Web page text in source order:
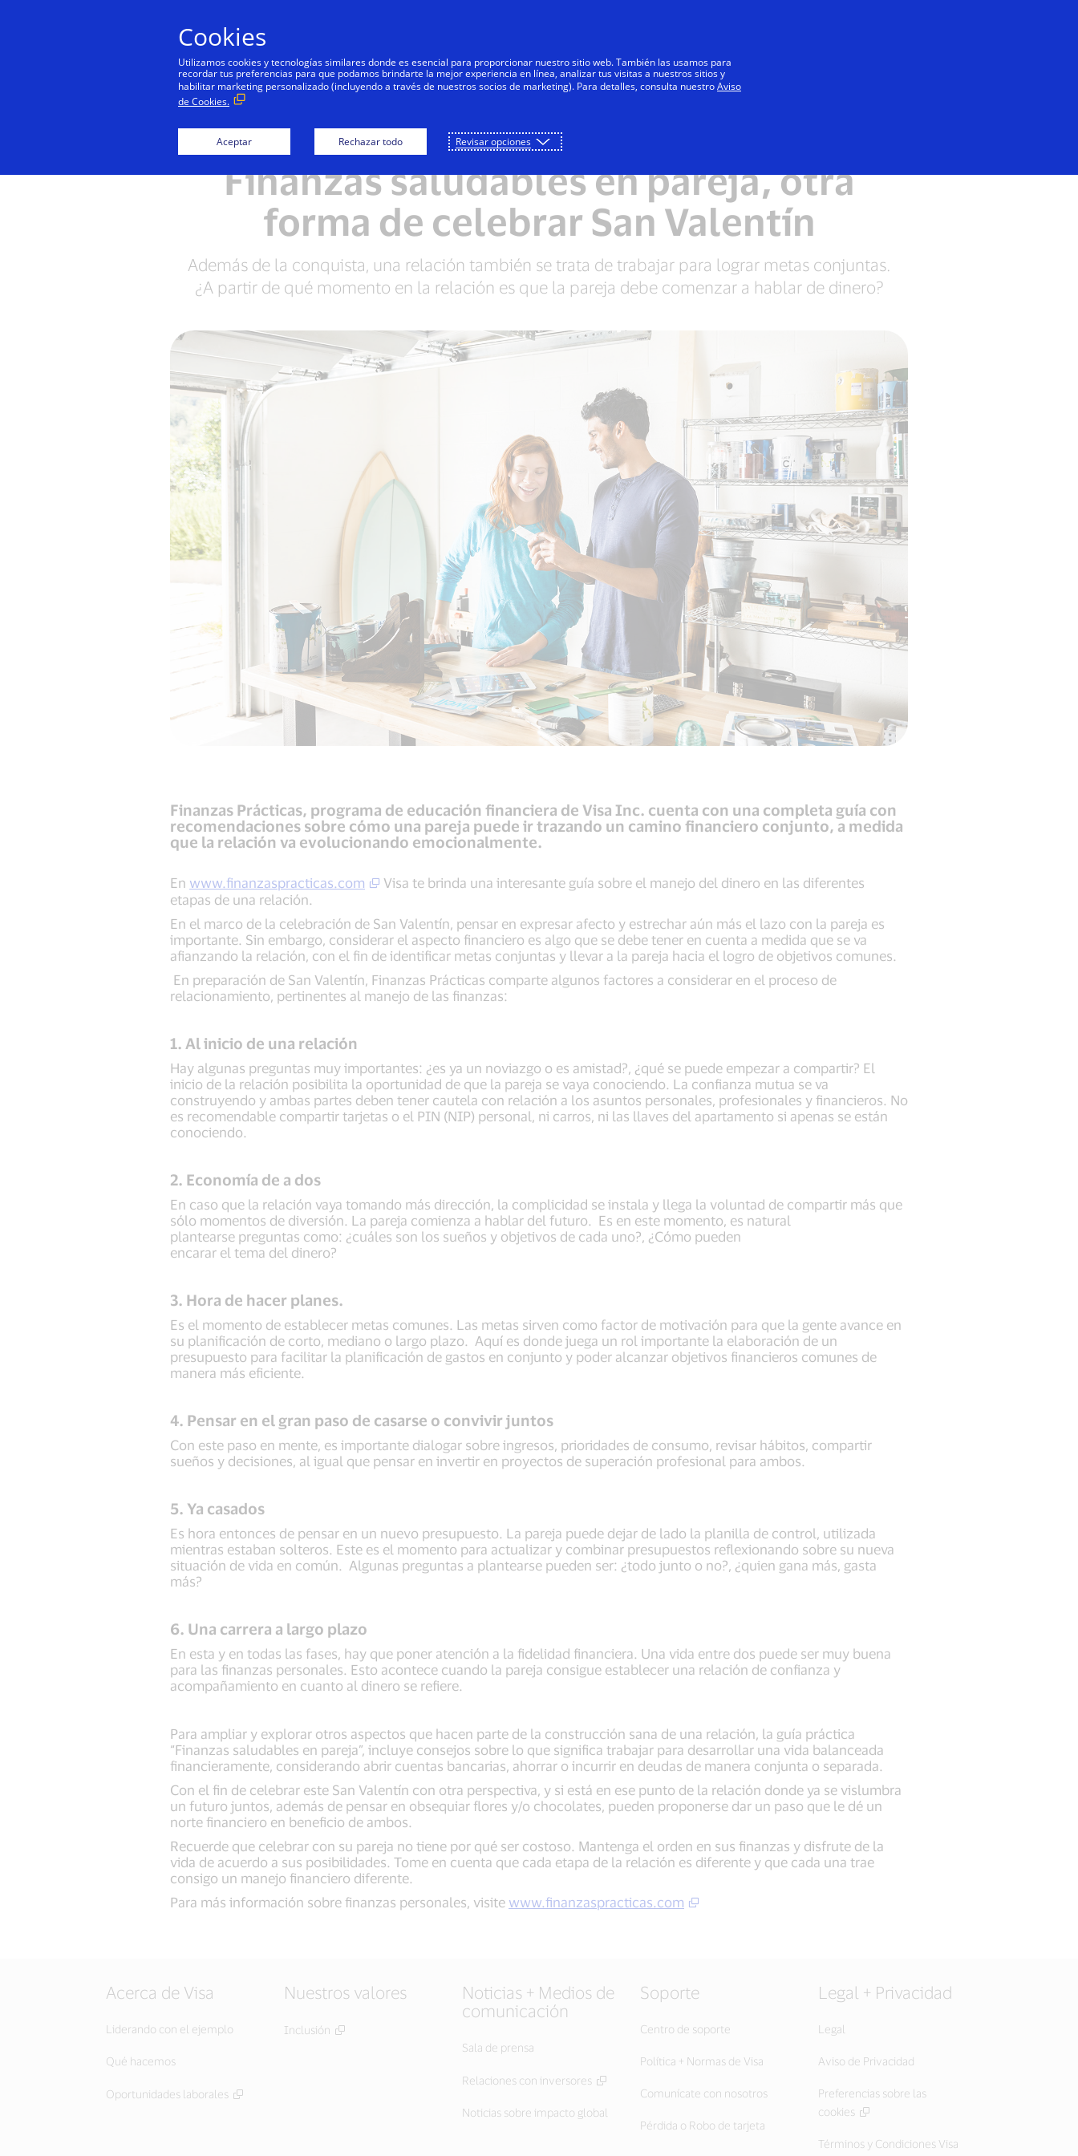
Personas Negocios Innovadores Todos
IMPACTO GLOBAL
Finanzas saludables en pareja, otra
forma de celebrar San Valentín
Además de la conquista, una relación también se trata de trabajar para lograr metas conjuntas.
¿A partir de qué momento en la relación es que la pareja debe comenzar a hablar de dinero?
Finanzas Prácticas, programa de educación financiera de Visa Inc. cuenta con una completa guía con
recomendaciones sobre cómo una pareja puede ir trazando un camino financiero conjunto, a medida
que la relación va evolucionando emocionalmente.
En www.finanzaspracticas.com
Visa te brinda una interesante guía sobre el manejo del dinero en las diferentes
etapas de una relación.
En el marco de la celebración de San Valentín, pensar en expresar afecto y estrechar aún más el lazo con la pareja es
importante. Sin embargo, considerar el aspecto financiero es algo que se debe tener en cuenta a medida que se va
afianzando la relación, con el fin de identificar metas conjuntas y llevar a la pareja hacia el logro de objetivos comunes.
En preparación de San Valentín, Finanzas Prácticas comparte algunos factores a considerar en el proceso de
relacionamiento, pertinentes al manejo de las finanzas:
1. Al inicio de una relación
Hay algunas preguntas muy importantes: ¿es ya un noviazgo o es amistad?, ¿qué se puede empezar a compartir? El
inicio de la relación posibilita la oportunidad de que la pareja se vaya conociendo. La confianza mutua se va
construyendo y ambas partes deben tener cautela con relación a los asuntos personales, profesionales y financieros. No
es recomendable compartir tarjetas o el PIN (NIP) personal, ni carros, ni las llaves del apartamento si apenas se están
conociendo.
2. Economía de a dos
En caso que la relación vaya tomando más dirección, la complicidad se instala y llega la voluntad de compartir más que
sólo momentos de diversión. La pareja comienza a hablar del futuro. Es en este momento, es natural
plantearse preguntas como: ¿cuáles son los sueños y objetivos de cada uno?, ¿Cómo pueden
encarar el tema del dinero?
3. Hora de hacer planes.
Es el momento de establecer metas comunes. Las metas sirven como factor de motivación para que la gente avance en
su planificación de corto, mediano o largo plazo. Aquí es donde juega un rol importante la elaboración de un
presupuesto para facilitar la planificación de gastos en conjunto y poder alcanzar objetivos financieros comunes de
manera más eficiente.
4. Pensar en el gran paso de casarse o convivir juntos
Con este paso en mente, es importante dialogar sobre ingresos, prioridades de consumo, revisar hábitos, compartir
sueños y decisiones, al igual que pensar en invertir en proyectos de superación profesional para ambos.
5. Ya casados
Es hora entonces de pensar en un nuevo presupuesto. La pareja puede dejar de lado la planilla de control, utilizada
mientras estaban solteros. Este es el momento para actualizar y combinar presupuestos reflexionando sobre su nueva
situación de vida en común. Algunas preguntas a plantearse pueden ser: ¿todo junto o no?, ¿quien gana más, gasta
más?
6. Una carrera a largo plazo
En esta y en todas las fases, hay que poner atención a la fidelidad financiera. Una vida entre dos puede ser muy buena
para las finanzas personales. Esto acontece cuando la pareja consigue establecer una relación de confianza y
acompañamiento en cuanto al dinero se refiere.
Para ampliar y explorar otros aspectos que hacen parte de la construcción sana de una relación, la guía práctica
“Finanzas saludables en pareja”, incluye consejos sobre lo que significa trabajar para desarrollar una vida balanceada
financieramente, considerando abrir cuentas bancarias, ahorrar o incurrir en deudas de manera conjunta o separada.
Con el fin de celebrar este San Valentín con otra perspectiva, y si está en ese punto de la relación donde ya se vislumbra
un futuro juntos, además de pensar en obsequiar flores y/o chocolates, pueden proponerse dar un paso que le dé un
norte financiero en beneficio de ambos.
Recuerde que celebrar con su pareja no tiene por qué ser costoso. Mantenga el orden en sus finanzas y disfrute de la
vida de acuerdo a sus posibilidades. Tome en cuenta que cada etapa de la relación es diferente y que cada una trae
consigo un manejo financiero diferente.
Para más información sobre finanzas personales, visite www.finanzaspracticas.com
Acerca de Visa
Liderando con el ejemplo
Qué hacemos
Oportunidades laborales
Nuestros valores
Inclusión
Noticias + Medios de
comunicación
Sala de prensa
Relaciones con inversores
Noticias sobre impacto global
Soporte
Centro de soporte
Política + Normas de Visa
Comunícate con nosotros
Pérdida o Robo de tarjeta
Legal + Privacidad
Legal
Aviso de Privacidad
Preferencias sobre las
cookies
Términos y Condiciones Visa
Cookies
Utilizamos cookies y tecnologías similares donde es esencial para proporcionar nuestro sitio web. También las usamos para
recordar tus preferencias para que podamos brindarte la mejor experiencia en línea, analizar tus visitas a nuestros sitios y
habilitar marketing personalizado (incluyendo a través de nuestros socios de marketing). Para detalles, consulta nuestroAviso
de Cookies.
Aceptar Rechazar todo Revisar opciones